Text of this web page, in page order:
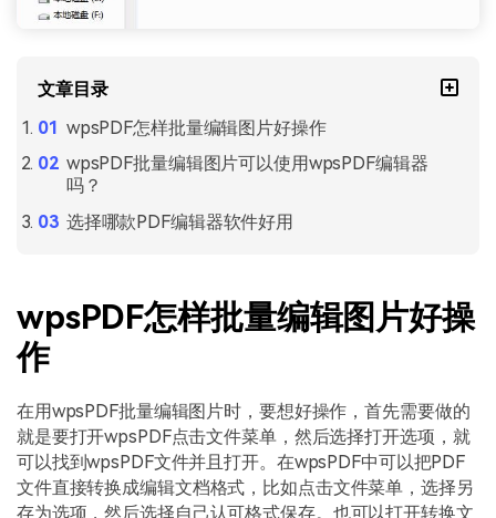
文章目录
wpsPDF怎样批量编辑图片好操作
wpsPDF批量编辑图片可以使用wpsPDF编辑器
吗？
选择哪款PDF编辑器软件好用
wpsPDF怎样批量编辑图片好操
作
在用wpsPDF批量编辑图片时，要想好操作，首先需要做的
就是要打开wpsPDF点击文件菜单，然后选择打开选项，就
可以找到wpsPDF文件并且打开。在wpsPDF中可以把PDF
文件直接转换成编辑文档格式，比如点击文件菜单，选择另
存为选项，然后选择自己认可格式保存。也可以打开转换文